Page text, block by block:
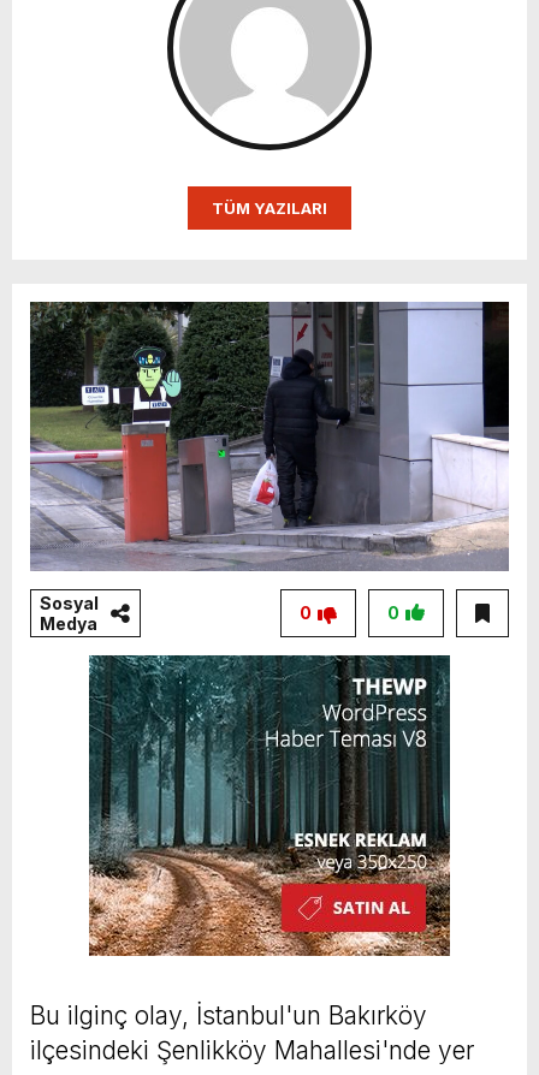
TÜM YAZILARI
Sosyal
Medya
0
0
Bu ilginç olay, İstanbul'un Bakırköy
ilçesindeki Şenlikköy Mahallesi'nde yer